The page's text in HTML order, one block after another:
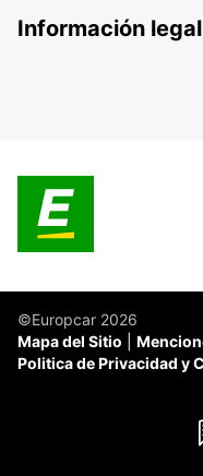
Información legal
©Europcar 2026
Mapa del Sitio
Politica de Privacidad y